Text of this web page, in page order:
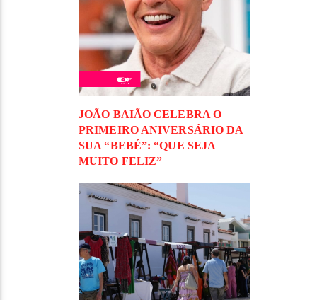
JOÃO BAIÃO CELEBRA O
PRIMEIRO ANIVERSÁRIO DA
SUA “BEBÉ”: “QUE SEJA
MUITO FELIZ”